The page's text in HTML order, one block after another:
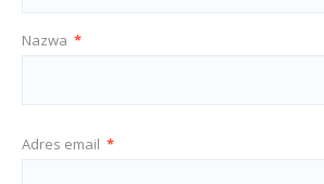
Nazwa *
Adres email *